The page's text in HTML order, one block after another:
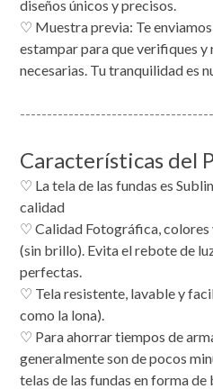
diseños únicos y precisos.
​♡ Muestra previa: Te
estampar para que verifiques
necesarias. Tu tranquilidad es
Características del
♡ La tela de las fundas es
calidad
♡ Calidad Fotográfica,
(sin brillo). Evita el rebote de
perfectas.
♡ Tela resistente, lavable y
como la lona).
♡ Para ahorrar tiempos de
generalmente son de pocos
telas de las fundas en forma